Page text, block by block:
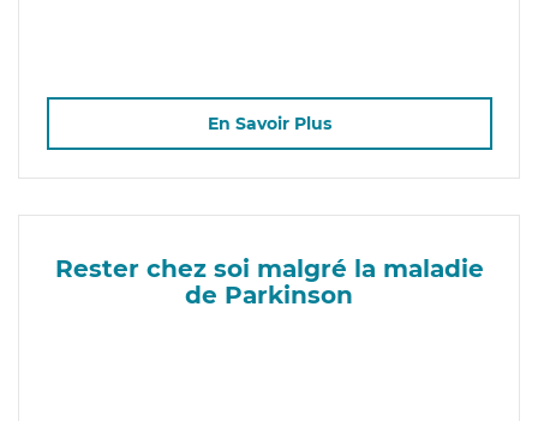
En Savoir Plus
Rester chez soi malgré la maladie
de Parkinson